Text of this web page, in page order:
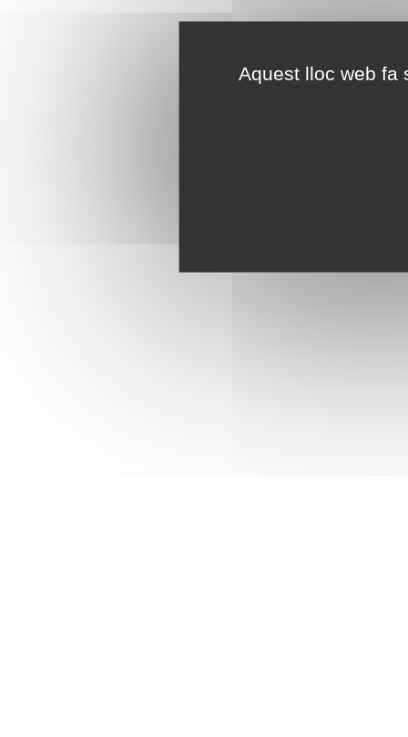
Aquest lloc web fa